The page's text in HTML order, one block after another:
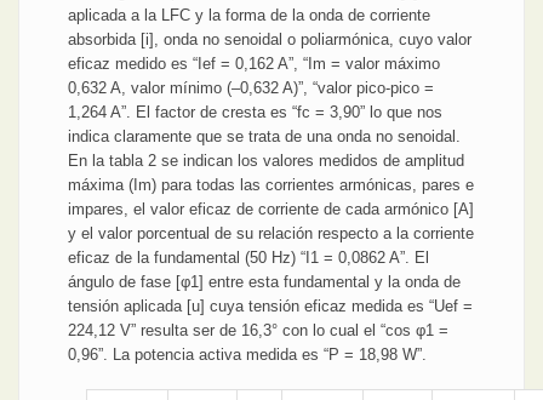
aplicada a la LFC y la forma de la onda de corriente
absorbida [i], onda no senoidal o poliarmónica, cuyo valor
eficaz medido es “Ief = 0,162 A”, “Im = valor máximo
0,632 A, valor mínimo (–0,632 A)”, “valor pico-pico =
1,264 A”. El factor de cresta es “fc = 3,90” lo que nos
indica claramente que se trata de una onda no senoidal.
En la tabla 2 se indican los valores medidos de amplitud
máxima (Im) para todas las corrientes armónicas, pares e
impares, el valor eficaz de corriente de cada armónico [A]
y el valor porcentual de su relación respecto a la corriente
eficaz de la fundamental (50 Hz) “I1 = 0,0862 A”. El
ángulo de fase [φ1] entre esta fundamental y la onda de
tensión aplicada [u] cuya tensión eficaz medida es “Uef =
224,12 V” resulta ser de 16,3° con lo cual el “cos φ1 =
0,96”. La potencia activa medida es “P = 18,98 W”.